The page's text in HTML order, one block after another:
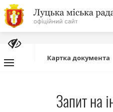
На
головну
сайту
Про
Картка документа
Запит на